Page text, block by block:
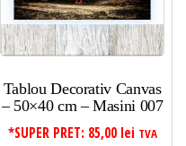
Tablou Decorativ Canvas
– 50×40 cm – Masini 007
*SUPER PRET: 85,00 lei TVA